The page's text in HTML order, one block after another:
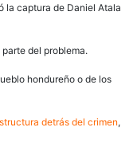
la captura de Daniel Atala
del problema.
hondureño o de los
detrás del crimen,